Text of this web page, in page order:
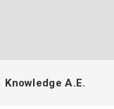
Knowledge A.E.